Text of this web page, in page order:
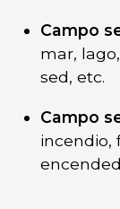
Campo
mar,
sed, etc.
Campo
incendio,